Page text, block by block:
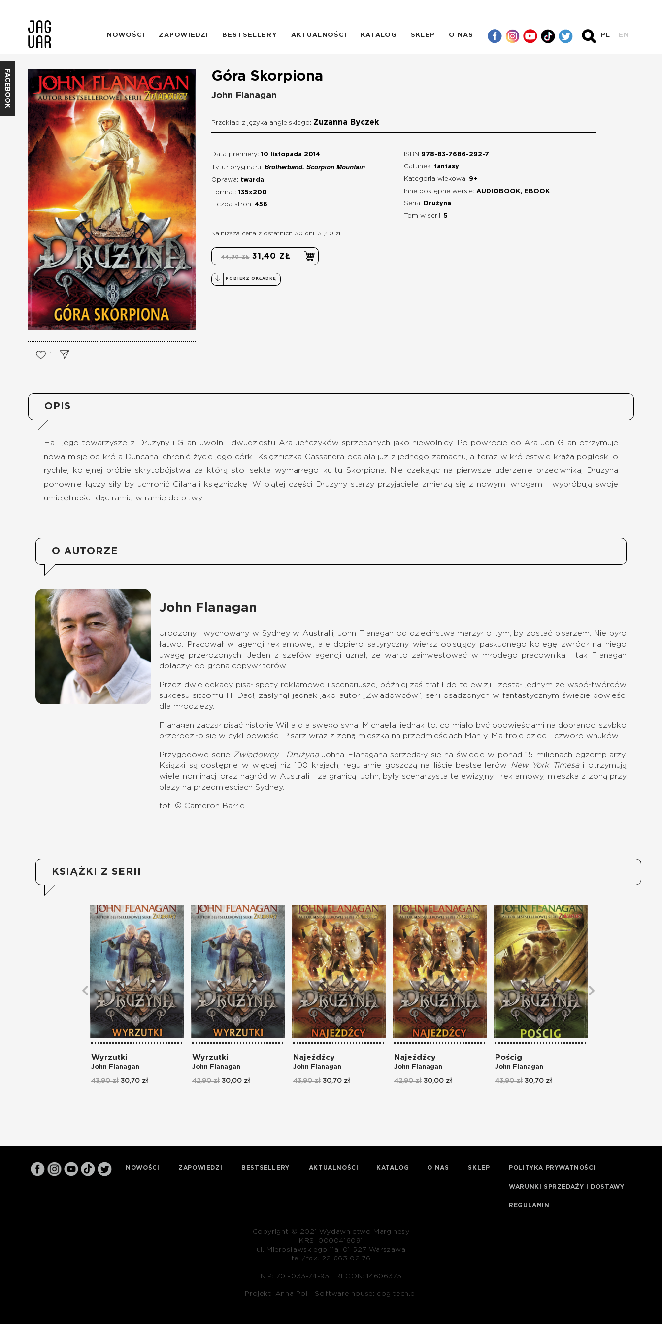
NOWOŚCI ZAPOWIEDZI BESTSELLERY AKTUALNOŚCI KATALOG SKLEP O NAS PL EN
FACEBOOK
1
Góra Skorpiona
John Flanagan
Przekład z języka angielskiego: Zuzanna Byczek
Data premiery: 10 listopada 2014
Tytuł oryginału: Brotherband. Scorpion Mountain
Oprawa: twarda
Format: 135x200
Liczba stron: 456
ISBN 978-83-7686-292-7
Gatunek: fantasy
Kategoria wiekowa: 9+
Inne dostępne wersje: AUDIOBOOK, EBOOK
Seria:
Drużyna
Tom w serii: 5
Najniższa cena z ostatnich 30 dni: 31,40 zł
44,90 ZŁ 31,40 ZŁ
POBIERZ OKŁADKĘ
OPIS
Hal, jego towarzysze z Drużyny i Gilan uwolnili dwudziestu Aralueńczyków sprzedanych jako niewolnicy. Po powrocie do Araluen Gilan otrzymuje
nową misję od króla Duncana: chronić życie jego córki. Księżniczka Cassandra ocalała już z jednego zamachu, a teraz w królestwie krążą pogłoski o
rychłej kolejnej próbie skrytobójstwa za którą stoi sekta wymarłego kultu Skorpiona. Nie czekając na pierwsze uderzenie przeciwnika, Drużyna
ponownie łączy siły by uchronić Gilana i księżniczkę. W piątej części Drużyny starzy przyjaciele zmierzą się z nowymi wrogami i wypróbują swoje
umiejętności idąc ramię w ramię do bitwy!
O AUTORZE
John Flanagan
Urodzony i wychowany w Sydney w Australii, John Flanagan od dzieciństwa marzył o tym, by zostać pisarzem. Nie było
łatwo. Pracował w agencji reklamowej, ale dopiero satyryczny wiersz opisujący paskudnego kolegę zwrócił na niego
uwagę przełożonych. Jeden z szefów agencji uznał, że warto zainwestować w młodego pracownika i tak Flanagan
dołączył do grona copywriterów.
Przez dwie dekady pisał spoty reklamowe i scenariusze, później zaś trafił do telewizji i został jednym ze współtwórców
sukcesu sitcomu Hi Dad!, zasłynął jednak jako autor „Zwiadowców”, serii osadzonych w fantastycznym świecie powieści
dla młodzieży.
Flanagan zaczął pisać historię Willa dla swego syna, Michaela, jednak to, co miało być opowieściami na dobranoc, szybko
przerodziło się w cykl powieści. Pisarz wraz z żoną mieszka na przedmieściach Manly. Ma troje dzieci i czworo wnuków.
Przygodowe serie Zwiadowcy i DrużynaJohna Flanagana sprzedały się na świecie w ponad 15 milionach egzemplarzy.
Książki są dostępne w więcej niż 100 krajach, regularnie goszczą na liście bestsellerów
New York Timesai otrzymują
wiele nominacji oraz nagród w Australii i za granicą. John, były scenarzysta telewizyjny i reklamowy, mieszka z żoną przy
plaży na przedmieściach Sydney.
fot. © Cameron Barrie
KSIĄŻKI Z SERII
Wyrzutki
John Flanagan
43,90 zł 30,70 zł
Wyrzutki
John Flanagan
42,90 zł 30,00 zł
Najeźdźcy
John Flanagan
43,90 zł 30,70 zł
Najeźdźcy
John Flanagan
42,90 zł 30,00 zł
Pościg
John Flanagan
43,90 zł 30,70 zł
NOWOŚCI ZAPOWIEDZI BESTSELLERY AKTUALNOŚCI KATALOG O NAS SKLEP POLITYKA PRYWATNOŚCI
WARUNKI SPRZEDAŻY I DOSTAWY
REGULAMIN
Copyright © 2021 Wydawnictwo Marginesy
KRS: 0000416091
ul. Mierosławskiego 11a, 01-527 Warszawa
tel./fax. 22 663 02 76
NIP: 701-033-74-95 , REGON: 14606375
Projekt: Anna Pol | Software house: cogitech.pl